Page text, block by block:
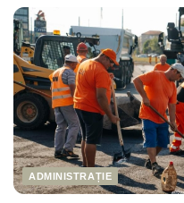
ADMINISTRAȚIE